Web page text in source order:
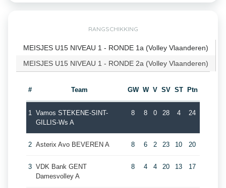
RANGSCHIKKING
MEISJES U15 NIVEAU 1 - RONDE 1a (Volley Vlaanderen)
MEISJES U15 NIVEAU 1 - RONDE 2a (Volley Vlaanderen)
# Team GW W V SV ST Ptn
1 Vamos STEKENE-SINT-
GILLIS-Ws A
8 8 0 28 4 24
2 Asterix Avo BEVEREN A 8 6 2 23 10 20
3 VDK Bank GENT
Damesvolley A
8 4 4 20 13 17